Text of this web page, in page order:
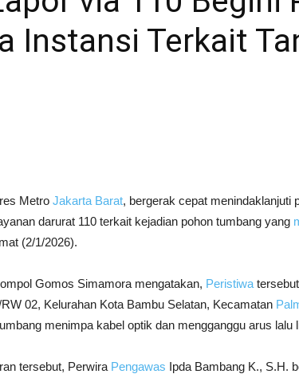
Instansi Terkait
Metro Jakarta Barat, bergerak cepat menindaklanjuti
darurat 110 terkait kejadian pohon tumbang yang
(2/1/2026).
Gomos Simamora mengatakan, Peristiwa
02, Kelurahan Kota Bambu Selatan, Kecamatan
menimpa kabel optik dan mengganggu arus lalu
tersebut, Perwira Pengawas Ipda Bambang K., S.H.